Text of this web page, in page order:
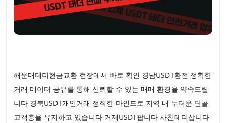
해운대테더현금교환 현장에서 바로 확인 경남USDT환전 정확한
거래 데이터 공유를 통해 신뢰할 수 있는 매매 환경을 약속드립
니다 경북USDT개인거래 정직한 마인드로 지역 내 두터운 단골
고객층을 유지하고 있습니다 거제USDT팝니다 사천테더삽니다